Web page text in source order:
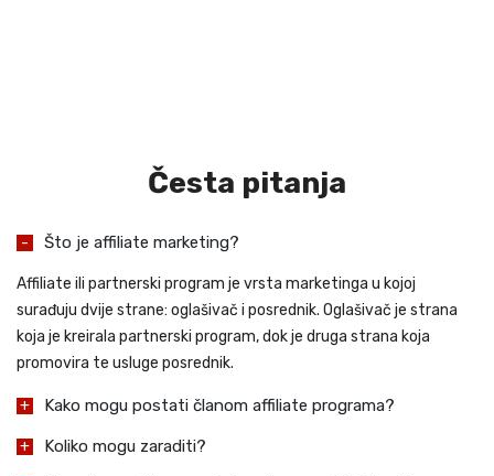
Česta pitanja
Što je affiliate marketing?
Affiliate ili partnerski program je vrsta marketinga u kojoj
surađuju dvije strane: oglašivač i posrednik. Oglašivač je strana
koja je kreirala partnerski program, dok je druga strana koja
promovira te usluge posrednik.
Kako mogu postati članom affiliate programa?
Koliko mogu zaraditi?